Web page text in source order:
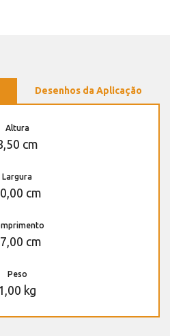
Desenhos da Aplicação
Altura
cm
Largura
cm
cm
Peso
1,00 kg